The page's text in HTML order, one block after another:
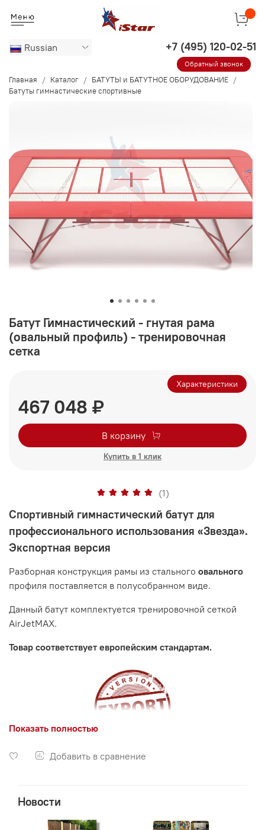
Russian
Обратный звонок
Главная Каталог
БАТУТЫ и БАТУТНОЕ ОБОРУДОВАНИЕ
Батуты гимнастические спортивные
Батут Гимнастический - гнутая рама
(овальный профиль) - тренировочная
сетка
Добавить в сравнение
467 048 ₽
В корзину
Купить в 1 клик
Характеристики
(1)
Спортивный гимнастический батут для
профессионального использования «Звезда».
Экспортная версия
Разборная конструкция рамы из стального овального
профиля поставляется в полусобранном виде.
Данный батут комплектуется тренировочной сеткой
AirJetMAX.
Товар соответствует европейским стандартам.
Показать полностью
Новости